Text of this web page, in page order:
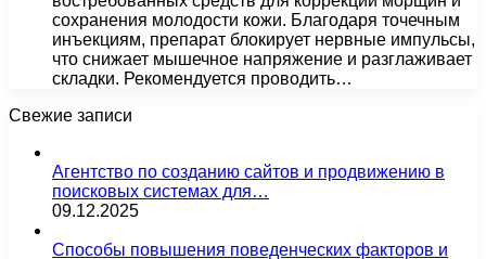
сохранения молодости кожи. Благодаря точечным
инъекциям, препарат блокирует нервные импульсы,
что снижает мышечное напряжение и разглаживает
складки. Рекомендуется проводить…
Свежие записи
Агентство по созданию сайтов и продвижению в
поисковых системах для…
09.12.2025
Способы повышения поведенческих факторов и